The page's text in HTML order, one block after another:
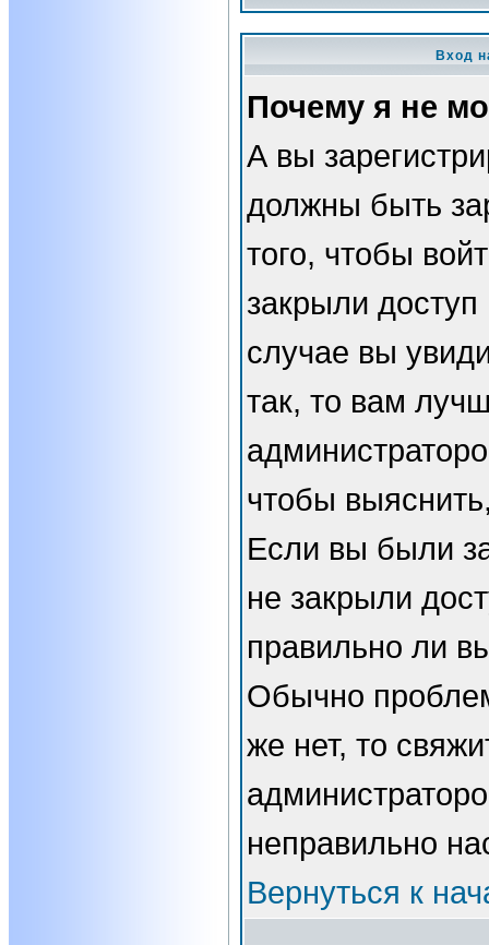
Вход
Почему я не
А вы
должны быть
того, чтобы
закрыли
случае вы
так, то вам
чтобы
Если вы были
не закрыли
правильно ли
Обычно
же нет, то
неправильно
Вернуться к